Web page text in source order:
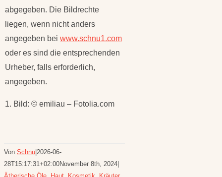
abgegeben. Die Bildrechte
liegen, wenn nicht anders
angegeben bei www.schnu1.com
oder es sind die entsprechenden
Urheber, falls erforderlich,
angegeben.
1. Bild: © emiliau – Fotolia.com
Von Schnu 2026-06-
28T15:17:31+02:00November 8th, 2024